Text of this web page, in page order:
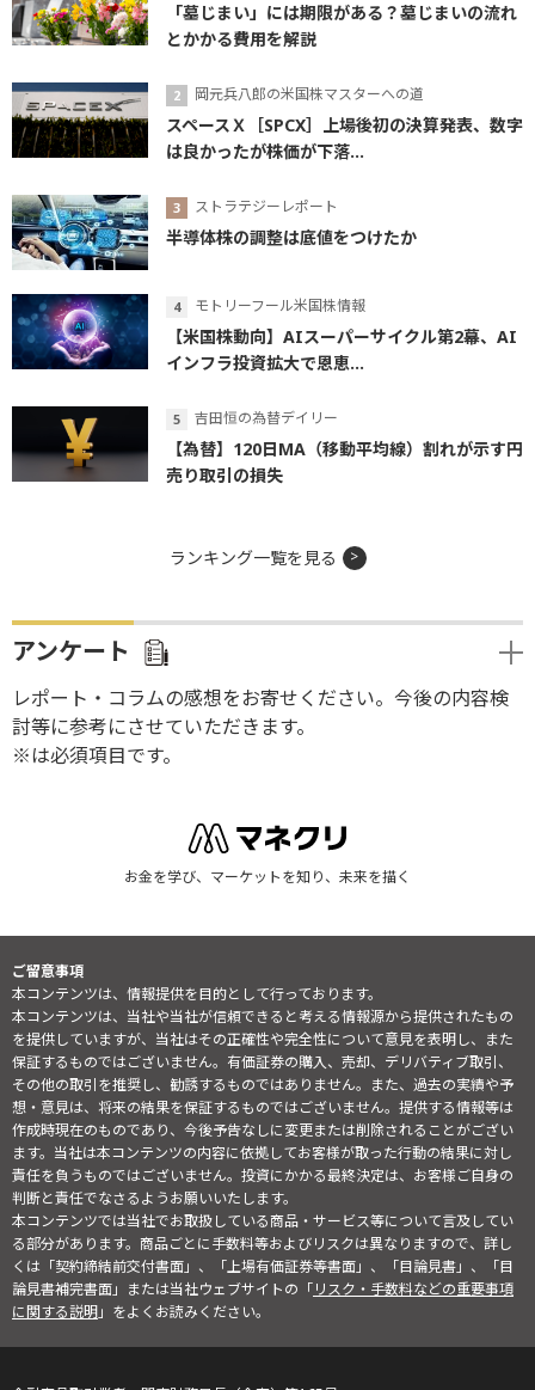
「墓じまい」には期限がある？墓じまいの流れ
とかかる費用を解説
岡元兵八郎の米国株マスターへの道
スペースＸ［SPCX］上場後初の決算発表、数字
は良かったが株価が下落...
ストラテジーレポート
半導体株の調整は底値をつけたか
モトリーフール米国株情報
【米国株動向】AIスーパーサイクル第2幕、AI
インフラ投資拡大で恩恵...
吉田恒の為替デイリー
【為替】120日MA（移動平均線）割れが示す円
売り取引の損失
ランキング一覧を見る
アンケート
レポート・コラムの感想をお寄せください。今後の内容検
討等に参考にさせていただきます。
※は必須項目です。
お金を学び、マーケットを知り、未来を描く
ご留意事項
本コンテンツは、情報提供を目的として行っております。
本コンテンツは、当社や当社が信頼できると考える情報源から提供されたもの
を提供していますが、当社はその正確性や完全性について意見を表明し、また
保証するものではございません。有価証券の購入、売却、デリバティブ取引、
その他の取引を推奨し、勧誘するものではありません。また、過去の実績や予
想・意見は、将来の結果を保証するものではございません。提供する情報等は
作成時現在のものであり、今後予告なしに変更または削除されることがござい
ます。当社は本コンテンツの内容に依拠してお客様が取った行動の結果に対し
責任を負うものではございません。投資にかかる最終決定は、お客様ご自身の
判断と責任でなさるようお願いいたします。
本コンテンツでは当社でお取扱している商品・サービス等について言及してい
る部分があります。商品ごとに手数料等およびリスクは異なりますので、詳し
くは「契約締結前交付書面」、「上場有価証券等書面」、「目論見書」、「目
論見書補完書面」または当社ウェブサイトの「リスク・手数料などの重要事項
に関する説明」をよくお読みください。